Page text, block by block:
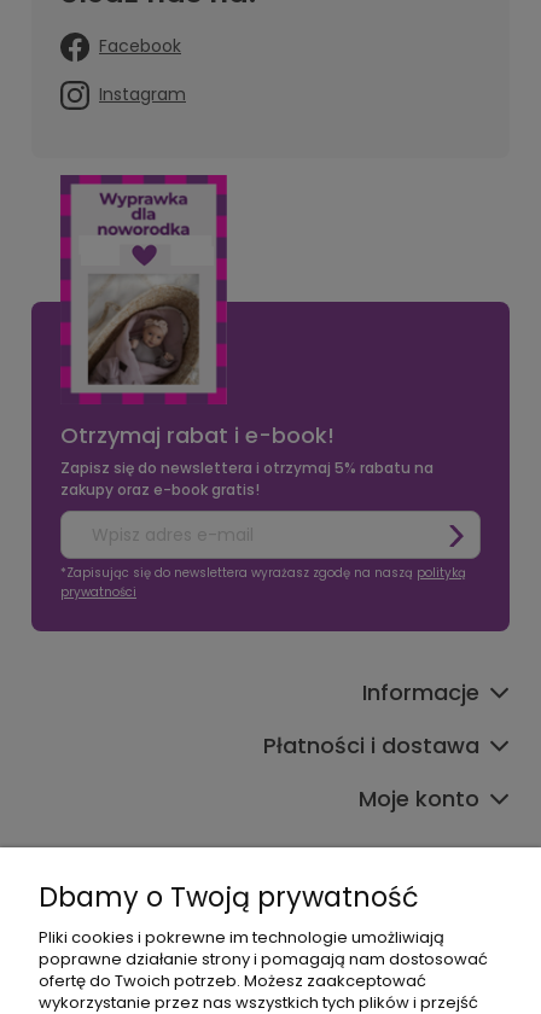
Facebook
Instagram
Otrzymaj rabat i e-book!
Zapisz się do newslettera i otrzymaj 5% rabatu na
zakupy oraz e-book gratis!
*Zapisując się do newslettera wyrażasz zgodę na naszą polityką
prywatności
Informacje
Płatności i dostawa
Moje konto
608017795
bok@babymama.pl
Dbamy o Twoją prywatność
Pliki cookies i pokrewne im technologie umożliwiają
poprawne działanie strony i pomagają nam dostosować
ofertę do Twoich potrzeb. Możesz zaakceptować
wykorzystanie przez nas wszystkich tych plików i przejść